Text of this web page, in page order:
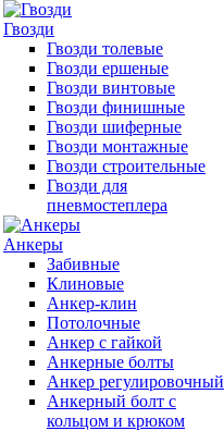
Гвозди
Гвозди толевые
Гвозди ершеные
Гвозди винтовые
Гвозди финишные
Гвозди шиферные
Гвозди монтажные
Гвозди строительные
Гвозди для
пневмостеплера
Анкеры
Забивные
Клиновые
Анкер-клин
Потолочные
Анкер с гайкой
Анкерные болты
Анкер регулировочный
Анкерный болт с
кольцом и крюком